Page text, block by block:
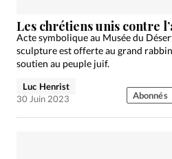
Les chrétiens unis contre
Acte symbolique au Musée du
sculpture est offerte au grand
soutien au peuple juif.
Luc Henrist
30 Juin 2023
Abonnés